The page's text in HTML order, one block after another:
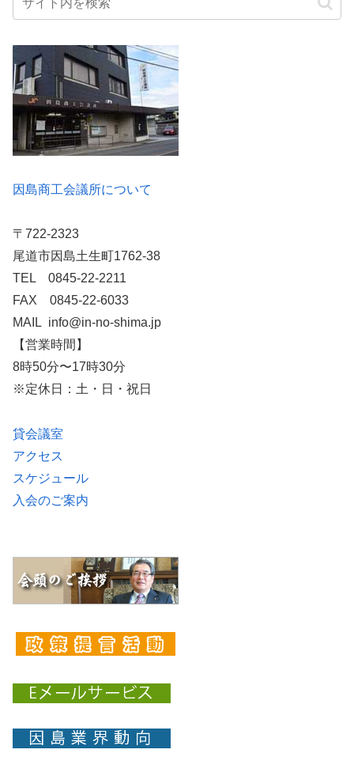
因島商工会議所について
〒722-2323
尾道市因島土生町1762-38
TEL 0845-22-2211
FAX 0845-22-6033
MAIL info@in-no-shima.jp
【営業時間】
8時50分〜17時30分
※定休日：土・日・祝日
貸会議室
アクセス
スケジュール
入会のご案内